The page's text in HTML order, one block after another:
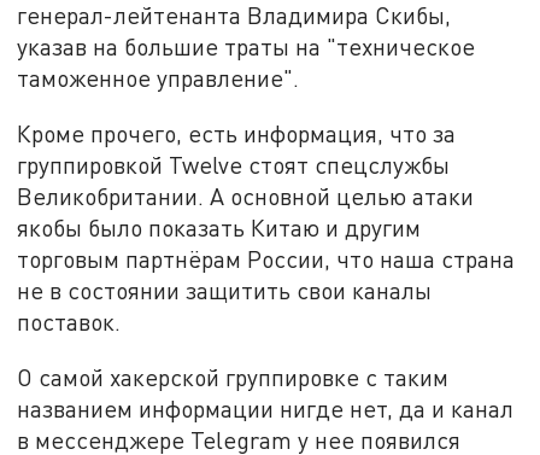
генерал-лейтенанта Владимира Скибы,
указав на большие траты на "техническое
таможенное управление".
Кроме прочего, есть информация, что за
группировкой Twelve стоят спецслужбы
Великобритании. А основной целью атаки
якобы было показать Китаю и другим
торговым партнёрам России, что наша страна
не в состоянии защитить свои каналы
поставок.
О самой хакерской группировке с таким
названием информации нигде нет, да и канал
в мессенджере Telegram у нее появился